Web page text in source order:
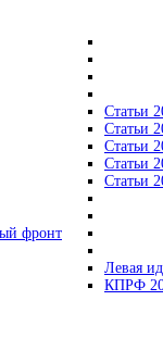
Статьи
Статьи
Статьи
Статьи
Статьи
фронт
Левая
КПРФ